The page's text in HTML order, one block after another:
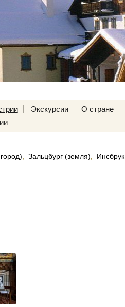
Экскурсии О стране
Зальцбург (земля) Инсбрук